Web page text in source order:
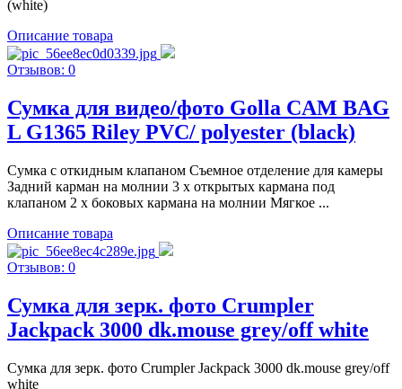
(white)
Описание товара
Отзывов: 0
Сумка для видео/фото Golla CAM BAG
L G1365 Riley PVC/ polyester (black)
Сумка с откидным клапаном Съемное отделение для камеры
Задний карман на молнии 3 x открытых кармана под
клапаном 2 x боковых кармана на молнии Мягкое ...
Описание товара
Отзывов: 0
Сумка для зерк. фото Crumpler
Jackpack 3000 dk.mouse grey/off white
Сумка для зерк. фото Crumpler Jackpack 3000 dk.mouse grey/off
white